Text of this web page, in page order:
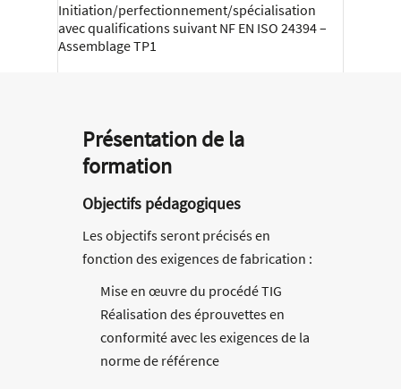
Initiation/perfectionnement/spécialisation
avec qualifications suivant NF EN ISO 24394 –
Assemblage TP1
Présentation de la
formation
Objectifs pédagogiques
Les objectifs seront précisés en
fonction des exigences de fabrication :
Mise en œuvre du procédé TIG
Réalisation des éprouvettes en
conformité avec les exigences de la
norme de référence